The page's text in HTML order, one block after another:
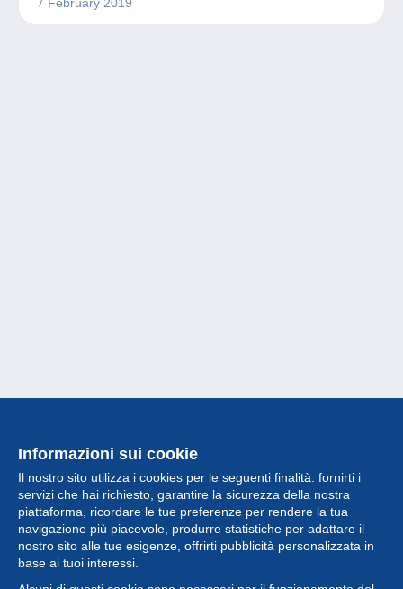
Informazioni sui cookie
Il nostro sito utilizza i cookies per le seguenti finalità: fornirti i
servizi che hai richiesto, garantire la sicurezza della nostra
piattaforma, ricordare le tue preferenze per rendere la tua
navigazione più piacevole, produrre statistiche per adattare il
nostro sito alle tue esigenze, offrirti pubblicità personalizzata in
base ai tuoi interessi.
Collezione